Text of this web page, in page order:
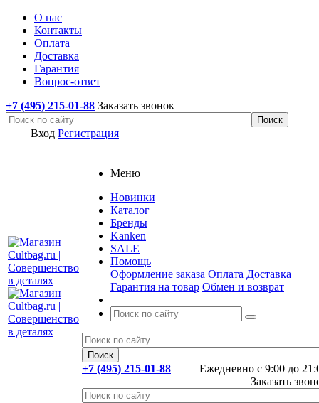
О нас
Контакты
Оплата
Доставка
Гарантия
Вопрос-ответ
+7 (495) 215-01-88 Заказать звонок
Вход Регистрация
Меню
Новинки
Каталог
Бренды
Kanken
SALE
Помощь
Оформление заказа Оплата Доставка
Гарантия на товар Обмен и возврат
Ежедневно с 9:00 до
+7 (495) 215-01-88
Заказать